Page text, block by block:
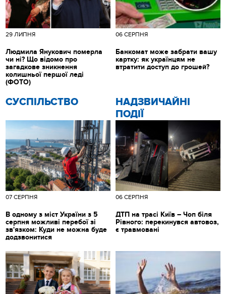
CУСПІЛЬСТВО
07 СЕРПНЯ
В одному з міст України з 5
серпня можливі перебої зі
зв'язком: Куди не можна буде
додзвонитися
НАДЗВИЧАЙНІ
ПОДІЇ
06 СЕРПНЯ
ДТП на трасі Київ – Чоп біля
Рівного: перекинувся автовоз,
є травмовані
29 ЛИПНЯ
Людмила Янукович померла
чи ні? Що відомо про
загадкове зникнення
колишньої першої леді
(ФОТО)
06 СЕРПНЯ
Банкомат може забрати вашу
картку: як українцям не
втратити доступ до грошей?